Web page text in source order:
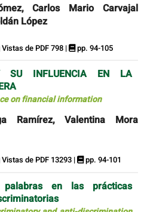
Carlos Mario Carvajal
López
Vistas de PDF 798 | pp. 94-105
SU INFLUENCIA EN LA
on financial information
Ramírez, Valentina Mora
Vistas de PDF 13293 | pp. 94-101
en las prácticas